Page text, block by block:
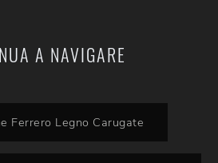
A NAVIGARE
Ferrero Legno Carugate